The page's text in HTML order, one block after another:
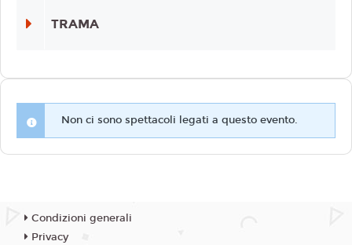
TRAMA
Non ci sono spettacoli legati a questo evento.
Condizioni generali
Privacy